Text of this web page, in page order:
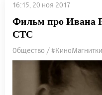
16:15, 20 ноя 2017
Фильм про Ивана
СТС
Общество / #КиноМагнитки